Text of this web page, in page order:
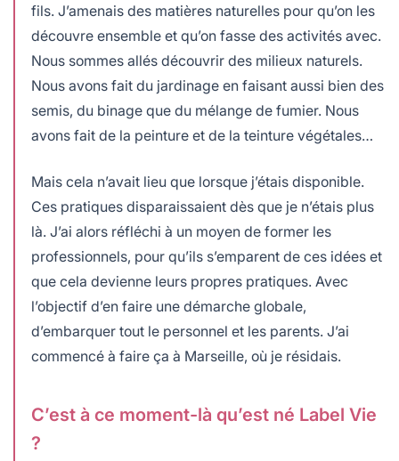
fils. J’amenais des matières naturelles pour qu’on les
découvre ensemble et qu’on fasse des activités avec.
Nous sommes allés découvrir des milieux naturels.
Nous avons fait du jardinage en faisant aussi bien des
semis, du binage que du mélange de fumier. Nous
avons fait de la peinture et de la teinture végétales…
Mais cela n’avait lieu que lorsque j’étais disponible.
Ces pratiques disparaissaient dès que je n’étais plus
là. J’ai alors réfléchi à un moyen de former les
professionnels, pour qu’ils s’emparent de ces idées et
que cela devienne leurs propres pratiques. Avec
l’objectif d’en faire une démarche globale,
d’embarquer tout le personnel et les parents. J’ai
commencé à faire ça à Marseille, où je résidais.
C’est à ce moment-là qu’est né Label Vie
?